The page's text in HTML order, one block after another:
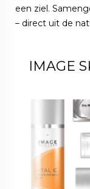
een ziel.
– direct uit de
IMAGE